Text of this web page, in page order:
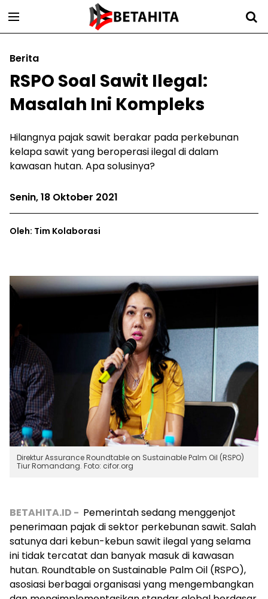
Berita
RSPO Soal Sawit Ilegal:
Masalah Ini Kompleks
Hilangnya pajak sawit berakar pada perkebunan
kelapa sawit yang beroperasi ilegal di dalam
kawasan hutan. Apa solusinya?
Senin, 18 Oktober 2021
Oleh: Tim Kolaborasi
Direktur Assurance Roundtable on Sustainable Palm Oil (RSPO)
Tiur Romandang. Foto: cifor.org
BETAHITA.ID - Pemerintah sedang menggenjot
penerimaan pajak di sektor perkebunan sawit. Salah
satunya dari kebun-kebun sawit ilegal yang selama
ini tidak tercatat dan banyak masuk di kawasan
hutan. Roundtable on Sustainable Palm Oil (RSPO),
asosiasi berbagai organisasi yang mengembangkan